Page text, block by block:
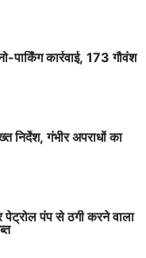
पार्किंग कार्रवाई, 173 गौवंश
निर्देश, गंभीर अपराधों का
पंप से ठगी करने वाला